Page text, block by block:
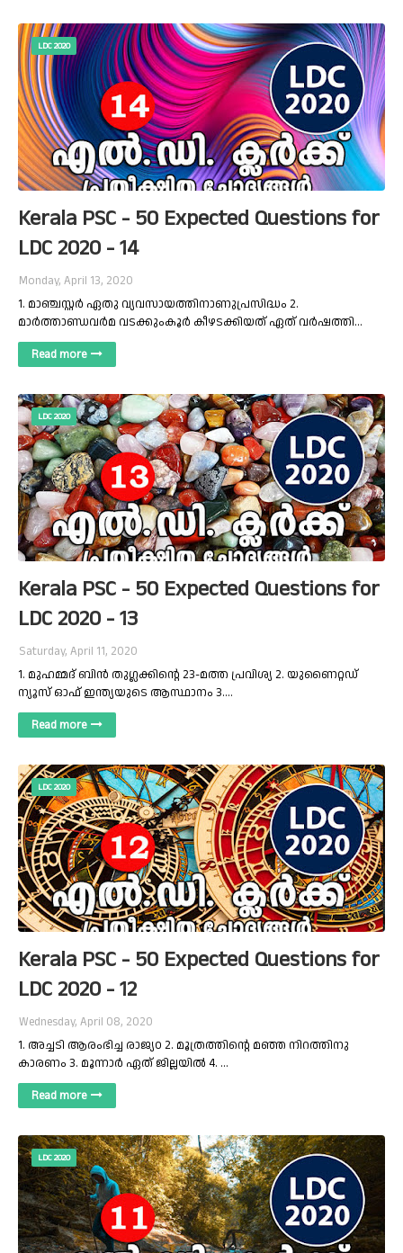
LDC 2020
Kerala PSC - 50 Expected Questions for
LDC 2020 - 14
Monday, April 13, 2020
1. മാഞ്ചസ്റ്റർ ഏതു വ്യവസായത്തിനാണുപ്രസിദ്ധം 2.
മാർത്താണ്ഡവർമ വടക്കുംകൂർ കീഴടക്കിയത് ഏത് വർഷത്തി…
Read more
LDC 2020
Kerala PSC - 50 Expected Questions for
LDC 2020 - 13
Saturday, April 11, 2020
1. മുഹമ്മദ് ബിൻ തുഗ്ലക്കിന്റെ 23-മത്ത പ്രവിശ്യ 2. യുണൈറ്റഡ്
ന്യൂസ് ഓഫ് ഇന്ത്യയുടെ ആസ്ഥാനം 3.…
Read more
LDC 2020
Kerala PSC - 50 Expected Questions for
LDC 2020 - 12
Wednesday, April 08, 2020
1. അച്ചടി ആരംഭിച്ച രാജ്യ൦ 2. മൂത്രത്തിന്റെ മഞ്ഞ നിറത്തിനു
കാരണം 3. മൂന്നാർ ഏത് ജില്ലയിൽ 4. …
Read more
LDC 2020